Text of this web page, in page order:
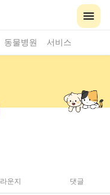
동물병원 서비스
라운지 댓글